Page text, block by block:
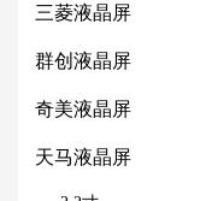
三菱液晶屏
群创液晶屏
奇美液晶屏
天马液晶屏